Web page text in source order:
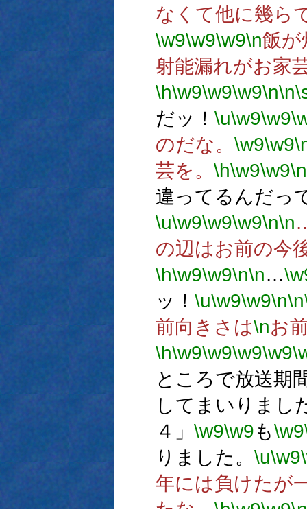
なくて他に幾ら
\w9\w9\w9\n飯が
射能漏れがお家
\h\w9\w9\w9\n\n
だッ！ \u\w9\w9
のだな。 \w9\w9
芸を。 \h\w9\w9\n
違ってるんだっ
\u\w9\w9\w9\n\n
の辺はお前の今
\h\w9\w9\n\n…
ッ！ \u\w9\w9\n\n
前向きさは\nお
\h\w9\w9\w9\w9
ところで放送期
してまいりまし
４」 \w9\w9も\w9
りました。 \u\w9
年には負けたが